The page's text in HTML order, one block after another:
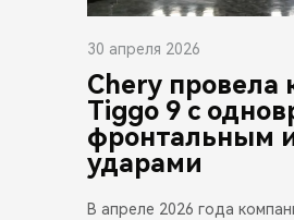
30 апреля 2026
Chery провела
Tiggo 9 с
фронтальным
ударами
В апреле 2026 года